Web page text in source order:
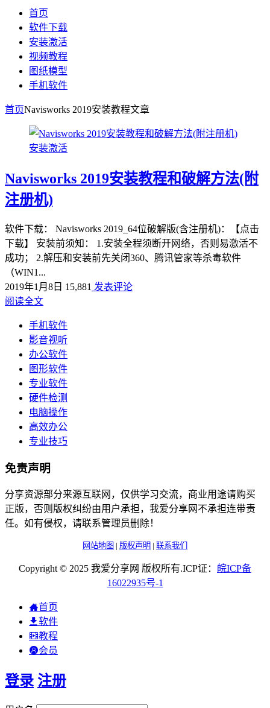
首页
软件下载
安装激活
视频教程
图纸模型
手机软件
首页Navisworks 2019安装教程文章
安装激活
Navisworks 2019安装教程和破解方法(附
注册机)
软件下载： Navisworks 2019_64位破解版(含注册机)：【点击
下载】 安装前须知： 1.安装全程须断开网络，否则易激活不
成功； 2.解压和安装前先关闭360、腾讯管家等杀毒软件
（WIN1...
2019年1月8日 15,881 发表评论
阅读全文
手机软件
影音视听
办公软件
图形软件
专业软件
硬件检测
电脑操作
高效办公
专业技巧
免责声明
分享资源部分来源互联网，仅供学习交流，商业用途请购买
正版，否则版权纠纷由用户承担，我爱分享网不承担连带责
任。如有侵权，请联系管理员删除！
网站地图 | 版权声明 | 联系我们
Copyright © 2025 我爱分享网 版权所有.ICP证： 皖ICP备
16022935号-1
首页
软件
教程
会员
登录 注册